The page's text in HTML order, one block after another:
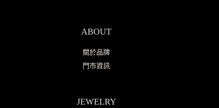
ABOUT
關於品牌
門市資訊
JEWELRY